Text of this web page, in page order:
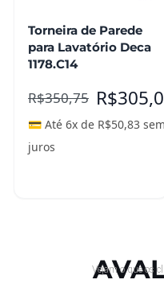
Torneira de Parede
para Lavatório Deca
1178.C14
R$350,75 R$
💳 Até 6x de R$50,83 sem
juros
Vejam o que os